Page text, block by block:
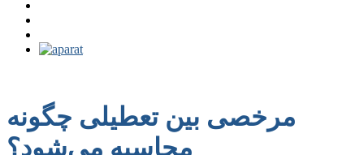
مرخصی بین تعطیلی چگونه
محاسبه می‌شود؟